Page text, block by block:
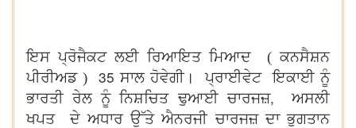
ਇਸ ਪ੍ਰੋਜੈਕਟ ਲਈ ਰਿਆਇਤ ਮਿਆਦ ( ਕਨਸੈਸ਼ਨ
ਪੀਰੀਅਡ ) 35 ਸਾਲ ਹੋਵੇਗੀ। ਪ੍ਰਾਈਵੇਟ ਇਕਾਈ ਨੂੰ
ਭਾਰਤੀ ਰੇਲ ਨੂੰ ਨਿਸ਼ਚਿਤ ਢੁਆਈ ਚਾਰਜਜ਼,ਅਸਲੀ
ਖਪਤ ਦੇ ਅਧਾਰ ਉੱਤੇ ਐਨਰਜੀ ਚਾਰਜਜ਼ ਦਾ ਭੁਗਤਾਨ